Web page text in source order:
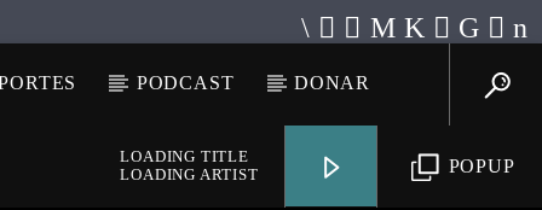
PODCAST DONAR
POPUP
LOADING TITLE
LOADING ARTIST